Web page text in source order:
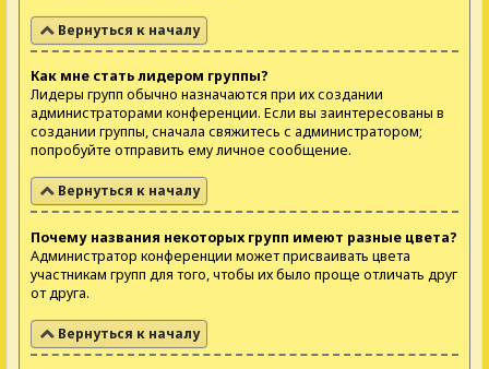
Вернуться к началу
Как мне стать лидером группы?
Лидеры групп обычно назначаются при их создании
администраторами конференции. Если вы заинтересованы в
создании группы, сначала свяжитесь с администратором;
попробуйте отправить ему личное сообщение.
Вернуться к началу
Почему названия некоторых групп имеют разные цвета?
Администратор конференции может присваивать цвета
участникам групп для того, чтобы их было проще отличать друг
от друга.
Вернуться к началу